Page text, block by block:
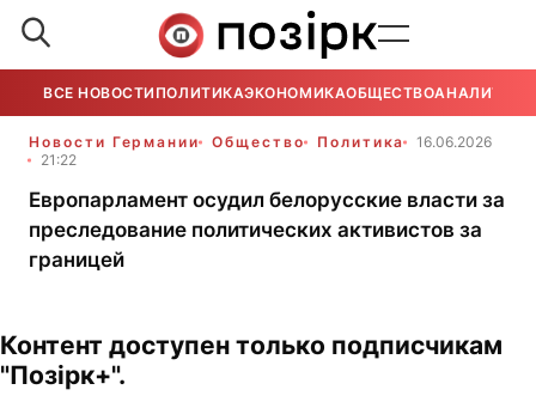
ВСЕ НОВОСТИ ПОЛИТИКАЭКОНОМИКАОБЩЕСТВОАНАЛИТИКА
Новости Германии Общество Политика
16.06.2026
21:22
Европарламент осудил белорусские власти за
преследование политических активистов за
границей
Контент доступен только подписчикам
"Позірк+".